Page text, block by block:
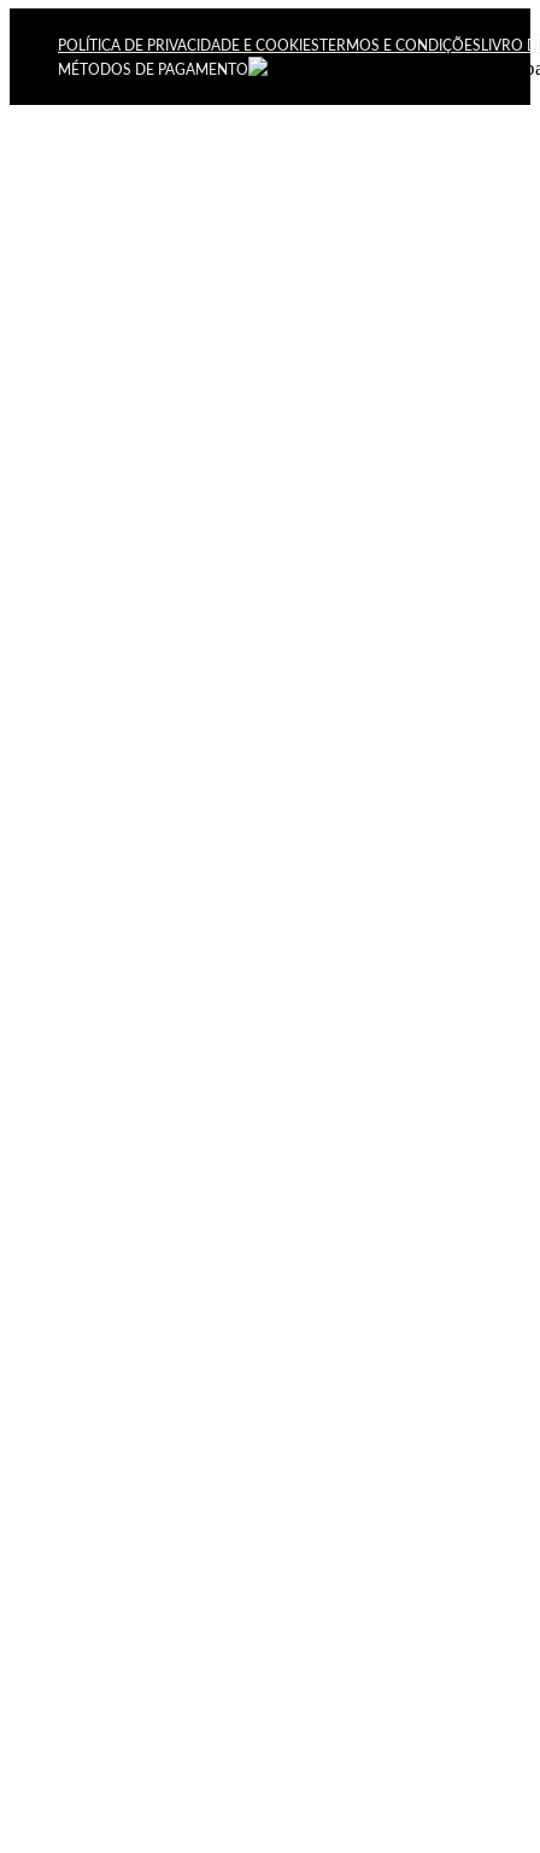
POLÍTICA DE PRIVACIDADE E COOKIES TERMOS E CONDIÇÕES LIVRO
MÉTODOS DE PAGAMENTO